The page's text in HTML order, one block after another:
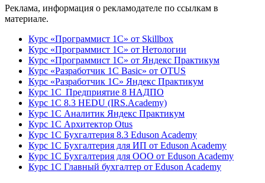
Реклама, информация о рекламодателе по ссылкам в
материале.
Курс «Программист 1С» от Skillbox
Курс «Программист 1С» от Нетологии
Курс «Программист 1С» от Яндекс Практикум
Курс «Разработчик 1С Basic» от OTUS
Курс «Разработчик 1С» Яндекс Практикум
Курс 1С Предприятие 8 НАДПО
Курс 1С 8.3 HEDU (IRS.Academy)
Курс 1С Аналитик Яндекс Практикум
Курс 1С Архитектор Otus
Курс 1С Бухгалтерия 8.3 Eduson Academy
Курс 1С Бухгалтерия для ИП от Eduson Academy
Курс 1С Бухгалтерия для ООО от Eduson Academy
Курс 1С Главный бухгалтер от Eduson Academy